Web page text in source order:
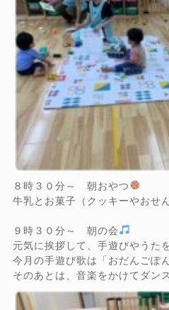
８時３０分～ 朝おやつ
牛乳とお菓子（クッキーやおせ
９時３０分～ 朝の会
元気に挨拶して、手遊びやうた
今月の手遊び歌は「おだんごぽん
そのあとは、音楽をかけてダン